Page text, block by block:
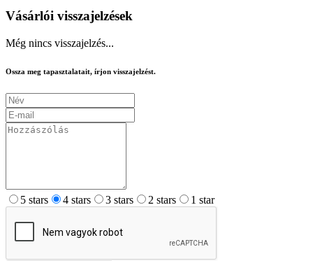
Vásárlói visszajelzések
Még nincs visszajelzés...
Ossza meg tapasztalatait, írjon visszajelzést.
5 stars 4 stars 3 stars 2 stars 1 star